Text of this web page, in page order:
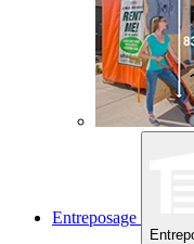
Entreposage